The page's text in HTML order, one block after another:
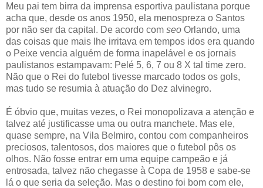
Meu pai tem birra da imprensa esportiva paulistana porque
acha que, desde os anos 1950, ela menospreza o Santos
por não ser da capital. De acordo com seo Orlando, uma
das coisas que mais lhe irritava em tempos idos era quando
o Peixe vencia alguém de forma inapelável e os jornais
paulistanos estampavam: Pelé 5, 6, 7 ou 8 X tal time zero.
Não que o Rei do futebol tivesse marcado todos os gols,
mas tudo se resumia à atuação do Dez alvinegro.
É óbvio que, muitas vezes, o Rei monopolizava a atenção e
talvez até justificasse uma ou outra manchete. Mas ele,
quase sempre, na Vila Belmiro, contou com companheiros
preciosos, talentosos, dos maiores que o futebol pôs os
olhos. Não fosse entrar em uma equipe campeão e já
entrosada, talvez não chegasse à Copa de 1958 e sabe-se
lá o que seria da seleção. Mas o destino foi bom com ele,